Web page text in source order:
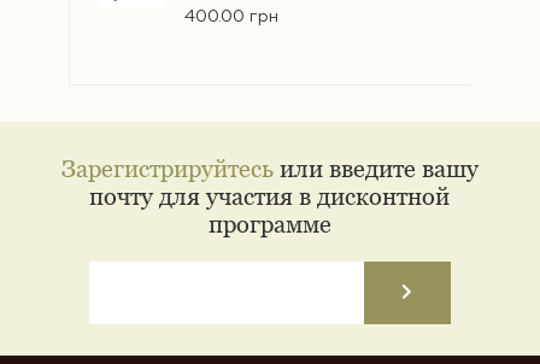
400.00 грн
Зарегистрируйтесьили введите вашу
почту для участия в дисконтной
программе